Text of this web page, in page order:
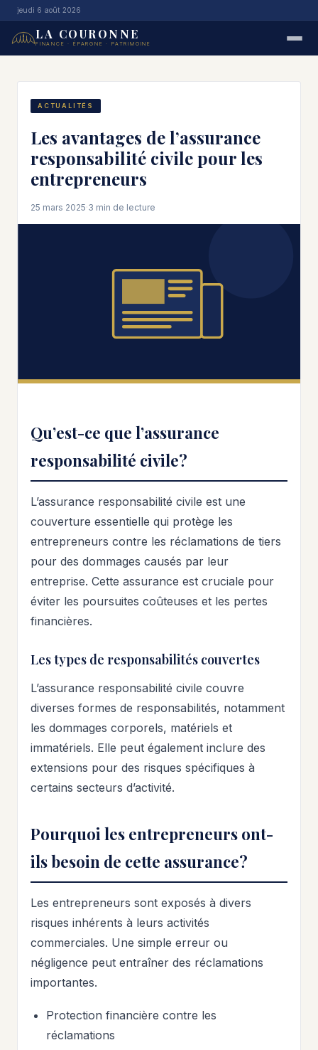
jeudi 6 août 2026
LA COURONNE
FINANCE · ÉPARGNE · PATRIMOINE
ACTUALITÉS
Les avantages de l’assurance
responsabilité civile pour les
entrepreneurs
25 mars 2025·3 min de lecture
Qu’est-ce que l’assurance
responsabilité civile?
L’assurance responsabilité civile est une
couverture essentielle qui protège les
entrepreneurs contre les réclamations de tiers
pour des dommages causés par leur
entreprise. Cette assurance est cruciale pour
éviter les poursuites coûteuses et les pertes
financières.
Les types de responsabilités couvertes
L’assurance responsabilité civile couvre
diverses formes de responsabilités, notamment
les dommages corporels, matériels et
immatériels. Elle peut également inclure des
extensions pour des risques spécifiques à
certains secteurs d’activité.
Pourquoi les entrepreneurs ont-
ils besoin de cette assurance?
Les entrepreneurs sont exposés à divers
risques inhérents à leurs activités
commerciales. Une simple erreur ou
négligence peut entraîner des réclamations
importantes.
Protection financière contre les
réclamations